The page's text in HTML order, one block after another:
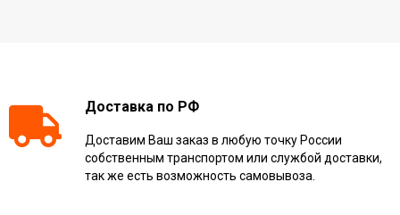
Доставка по РФ
Доставим Ваш заказ в любую точку России
собственным транспортом или службой доставки,
так же есть возможность самовывоза.